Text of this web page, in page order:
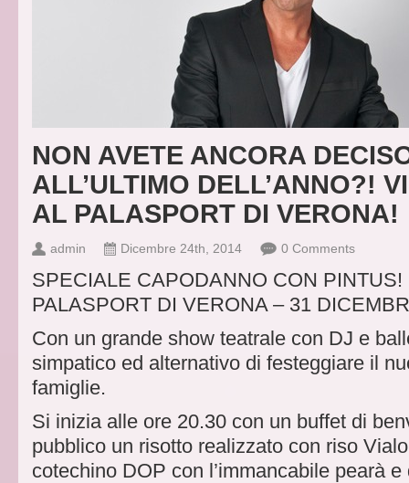
NON AVETE ANCORA
ALL’ULTIMO DELL’ANNO?!
AL PALASPORT DI VERONA!
admin Dicembre 24th, 2014 0 Comments
SPECIALE CAPODANNO CON PINTUS!
PALASPORT DI VERONA – 31
Con un grande show teatrale con DJ e
simpatico ed alternativo di festeggiare il
famiglie.
Si inizia alle ore 20.30 con un buffet di
pubblico un risotto realizzato con riso
cotechino DOP con l’immancabile pearà